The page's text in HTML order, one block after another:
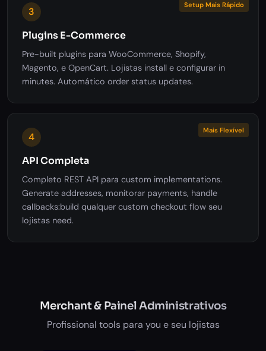
3
Plugins E-Commerce
Pre-built plugins para WooCommerce, Shopify,
Magento, e OpenCart. Lojistas install e configurar in
minutes. Automático order status updates.
Setup Mais Rápido
4
API Completa
Completo REST API para custom implementations.
Generate addresses, monitorar payments, handle
callbacks:build qualquer custom checkout flow seu
lojistas need.
Mais Flexível
Merchant & Painel Administrativos
Profissional tools para you e seu lojistas